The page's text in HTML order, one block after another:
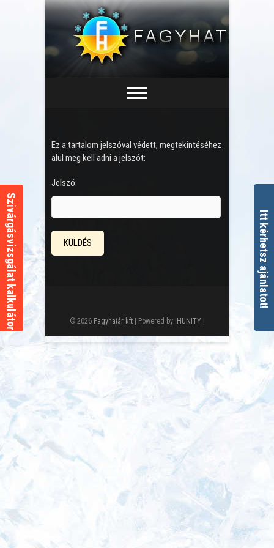
Ez a tartalom jelszóval védett, megtekintéséhez
alul meg kell adni a jelszót:
Jelszó:
© 2026 Fagyhatár kft| Powered by: HUNITY
Itt kérhetsz ajánlatot!
Szivárgásvizsgálat kalkulátor